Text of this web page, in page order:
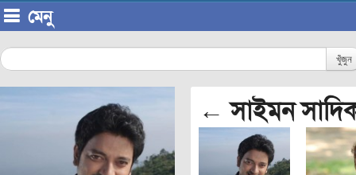
মেনু
খুঁজুন
← সাইমন